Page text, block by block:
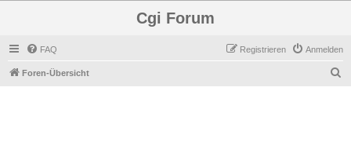
Cgi Forum
FAQ Anmelden
Registrieren
Foren-Übersicht